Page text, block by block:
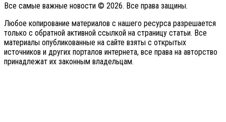
Все самые важные новости © 2026. Все права защины.
Любое копирование материалов с нашего ресурса разрешается
только с обратной активной ссылкой на страницу статьи. Все
материалы опубликованные на сайте взяты с открытых
источников и других порталов интернета, все права на авторство
принадлежат их законным владельцам.